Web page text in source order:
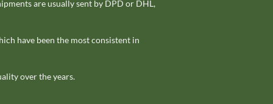
are usually sent by DPD or DHL,
have been the most consistent in
over the years.